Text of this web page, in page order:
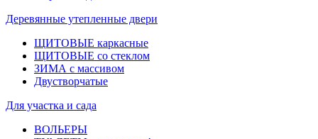
Деревянные утепленные двери
ЩИТОВЫЕ каркасные
ЩИТОВЫЕ со стеклом
ЗИМА с массивом
Двустворчатые
Для участка и сада
ВОЛЬЕРЫ